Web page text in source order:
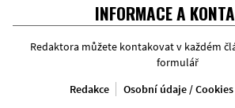
INFORMACE A
Redaktora můžete kontakovat v každém
formulář
Redakce
Osobní údaje / Cookies